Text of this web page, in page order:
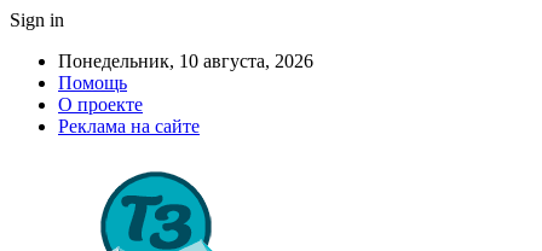
Sign in
Понедельник, 10 августа, 2026
Помощь
О проекте
Реклама на сайте